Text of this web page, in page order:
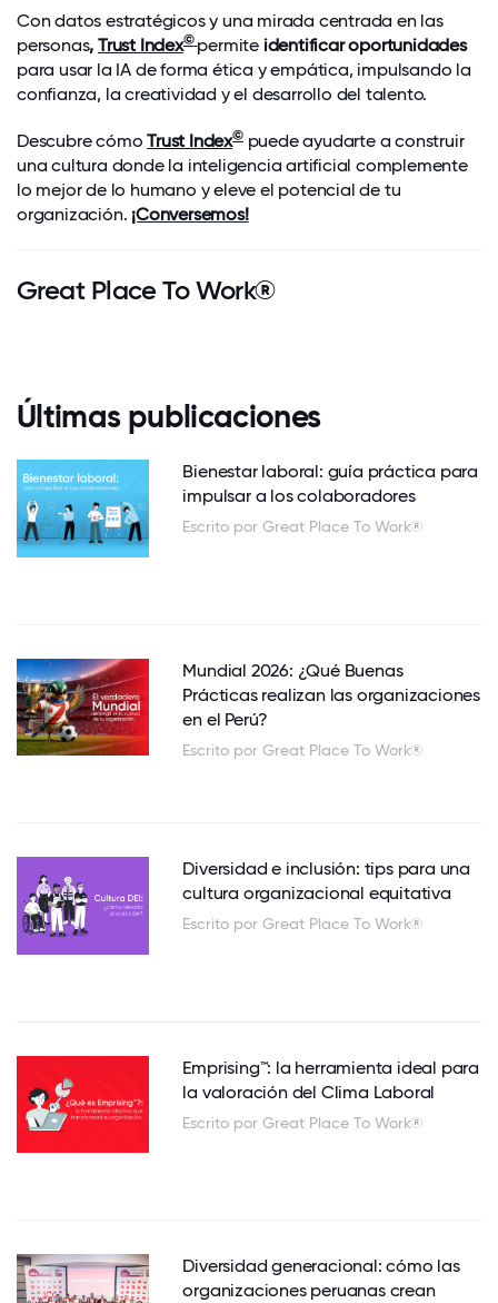
Con datos estratégicos y una mirada centrada en las
personas,Trust Index© permite identificar oportunidades
para usar la IA de forma ética y empática, impulsando la
confianza, la creatividad y el desarrollo del talento.
Descubre cómo Trust Index© puede ayudarte a construir
una cultura donde la inteligencia artificial complemente
lo mejor de lo humano y eleve el potencial de tu
organización. ¡Conversemos!
Great Place To Work®
Últimas publicaciones
Bienestar laboral: guía práctica para
impulsar a los colaboradores
Escrito por Great Place To Work®
Mundial 2026: ¿Qué Buenas
Prácticas realizan las organizaciones
en el Perú?
Escrito por Great Place To Work®
Diversidad e inclusión: tips para una
cultura organizacional equitativa
Escrito por Great Place To Work®
Emprising™: la herramienta ideal para
la valoración del Clima Laboral
Escrito por Great Place To Work®
Diversidad generacional: cómo las
organizaciones peruanas crean